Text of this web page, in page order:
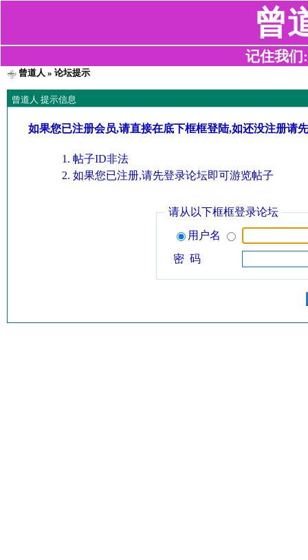
曾
记住我们
曾道人 » 论坛提示
曾道人 提示信息
如果您已注册会员,请直接在底下框框登陆,如还没注册请
帖子ID非法
如果您已注册,请先登录论坛即可游览帖子
请从以下框框登录论坛
用户名
密 码